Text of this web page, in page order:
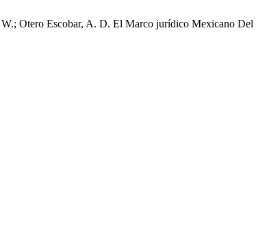
W.; Otero Escobar, A. D. El Marco jurídico Mexicano